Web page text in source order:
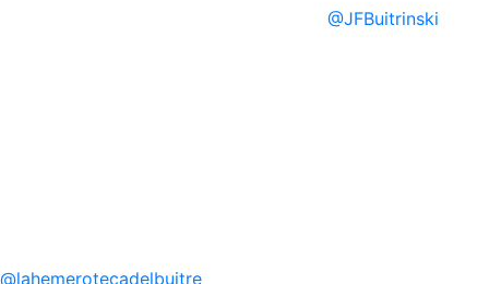
@JFBuitrinski
@lahemerotecadelbuitre